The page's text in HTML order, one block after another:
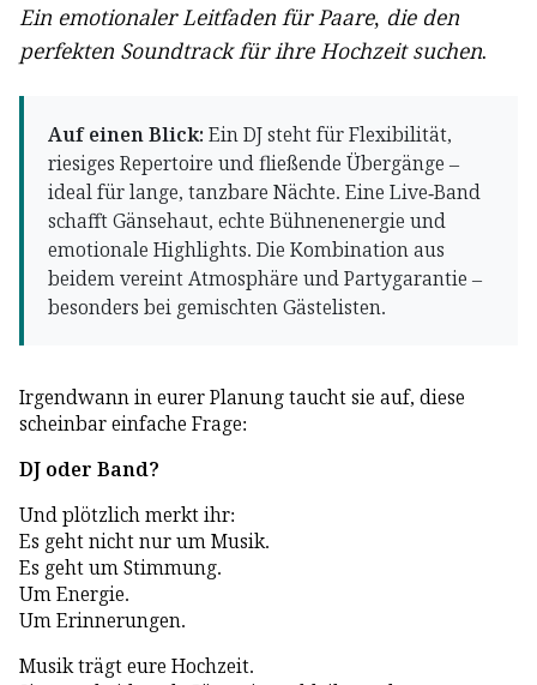
Ein emotionaler Leitfaden für Paare, die den
perfekten Soundtrack für ihre Hochzeit suchen.
Auf einen Blick: Ein DJ steht für Flexibilität,
riesiges Repertoire und fließende Übergänge –
ideal für lange, tanzbare Nächte. Eine Live-Band
schafft Gänsehaut, echte Bühnenenergie und
emotionale Highlights. Die Kombination aus
beidem vereint Atmosphäre und Partygarantie –
besonders bei gemischten Gästelisten.
Irgendwann in eurer Planung taucht sie auf, diese
scheinbar einfache Frage:
DJ oder Band?
Und plötzlich merkt ihr:
Es geht nicht nur um Musik.
Es geht um Stimmung.
Um Energie.
Um Erinnerungen.
Musik trägt eure Hochzeit.